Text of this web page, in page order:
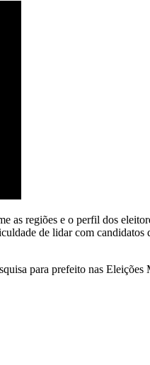
regiões e o perfil dos
de lidar com
para prefeito nas Eleições